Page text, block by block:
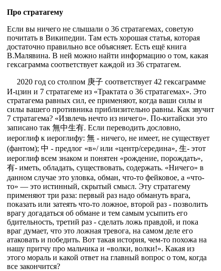
Про стратагему
Если вы ничего не слышали о 36 стратагемах, советую
почитать в Википедии. Там есть хорошая статья, которая
достаточно правильно все объясняет. Есть ещё книга
В.Малявина. В ней можно найти информацию о том, какая
гексаграмма соответствует каждой из 36 стратагем.
2020 год со столпом 庚子 соответствует 42 гексаграмме
И-цзин и 7 стратагеме из «Трактата о 36 стратагемах». Это
стратагема равных сил, ее применяют, когда ваши силы и
силы вашего противника приблизительно равны. Как звучит
7 стратагема? «Извлечь нечто из ничего». По-китайски это
записано так 無中生有. Если переводить дословно,
иероглиф к иероглифу: 無 - ничего, не имеет, не существует
(фантом); 中 - предлог «в»/ или «центр/середина», 生- этот
иероглиф всем знаком и понятен «рождение, порождать»,
有- иметь, обладать, существовать, содержать. «Ничего» в
данном случае это уловка, обман, что-то фейковое, а «что-
то» — это истинный, скрытый смысл. Эту стратагему
применяют три раза: первый раз надо обмануть врага,
показать или затеять что-то ложное, второй раз - позволить
врагу догадаться об обмане и тем самым усыпить его
бдительность, третий раз - сделать ложь правдой, и пока
враг думает, что это ложная тревога, на самом деле его
атаковать и победить. Вот такая история, чем-то похожа на
нашу притчу про мальчика и «волки, волки!». Какая из
этого мораль и какой ответ на главный вопрос о том, когда
все закончится?